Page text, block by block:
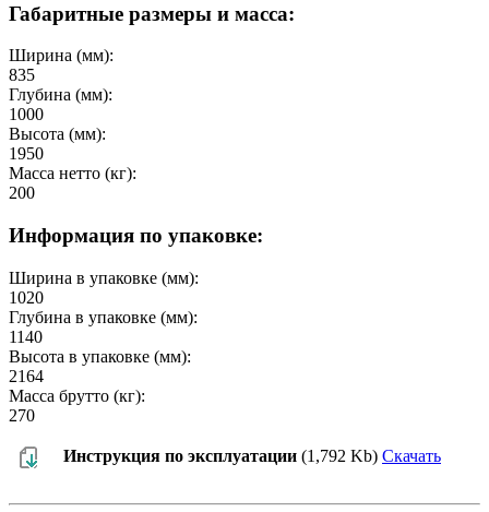
Габаритные размеры и масса:
Ширина (мм):
835
Глубина (мм):
1000
Высота (мм):
1950
Масса нетто (кг):
200
Информация по упаковке:
Ширина в упаковке (мм):
1020
Глубина в упаковке (мм):
1140
Высота в упаковке (мм):
2164
Масса брутто (кг):
270
Инструкция по эксплуатации (1,792 Kb) Скачать